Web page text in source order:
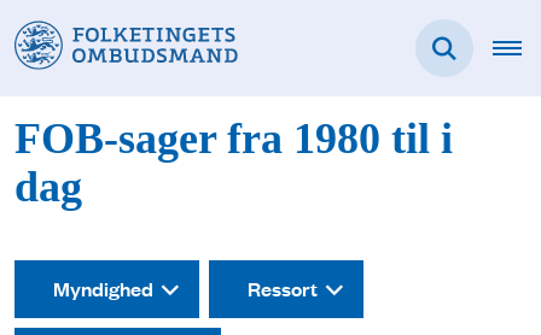
FOB-sager fra 1980 til i
dag
Myndighed Ressort